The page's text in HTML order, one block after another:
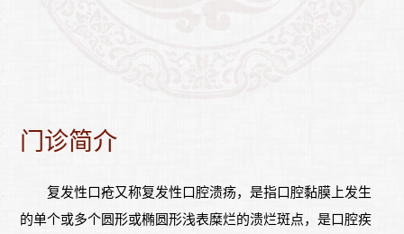
门诊简介
复发性口疮又称复发性口腔溃疡，是指口腔黏膜上发生
的单个或多个圆形或椭圆形浅表糜烂的溃烂斑点，是口腔疾